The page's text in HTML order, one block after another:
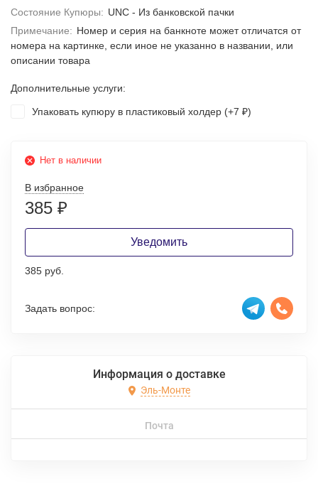
Состояние Купюры: UNC - Из банковской пачки
Примечание: Номер и серия на банкноте может отличатся от
номера на картинке, если иное не указанно в названии, или
описании товара
Дополнительные услуги:
Упаковать купюру в пластиковый холдер (+7 ₽)
Нет в наличии
В избранное
385 ₽
Уведомить
385 руб.
Задать вопрос:
Информация о доставке
Эль-Монте
Почта